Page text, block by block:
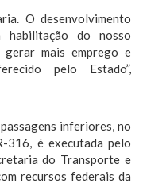
O desenvolvimento
habilitação do nosso
mais emprego e
pelo Estado”,
inferiores, no
316, é executada pelo
do Transporte e
recursos federais da